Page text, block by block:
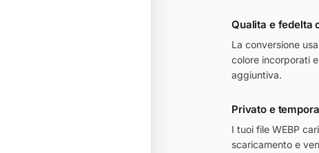
Qualita e fedelta
La conversione
colore incorporati
aggiuntiva.
Privato e
I tuoi file WEBP
scaricamento e